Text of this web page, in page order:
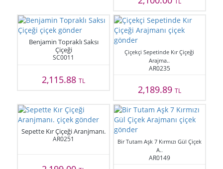
Benjamin Topraklı Saksı
Çiçeği
SC0011
2,115.88TL
Çiçekçi Sepetinde Kır Çiçeği
Arajma..
AR0235
2,189.89 TL
Sepette Kır Çiçeği Aranjmanı.
AR0251
Bir Tutam Aşk 7 Kırmızı Gül Çiçek
A..
AR0149